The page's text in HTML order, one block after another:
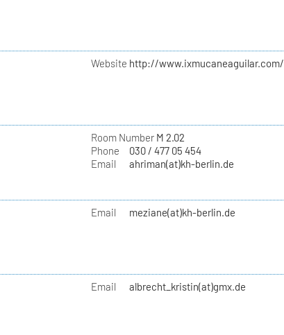
Website http://www.ixmucaneaguilar.com/
Room NumberM 2.02
Phone
030 / 477 05 454
Email
ahriman(at)kh-berlin.de
Email meziane(at)kh-berlin.de
Email albrecht_kristin(at)gmx.de